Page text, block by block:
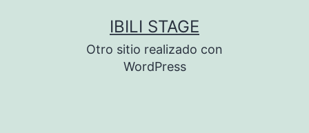
IBILI STAGE
Otro sitio realizado con
WordPress